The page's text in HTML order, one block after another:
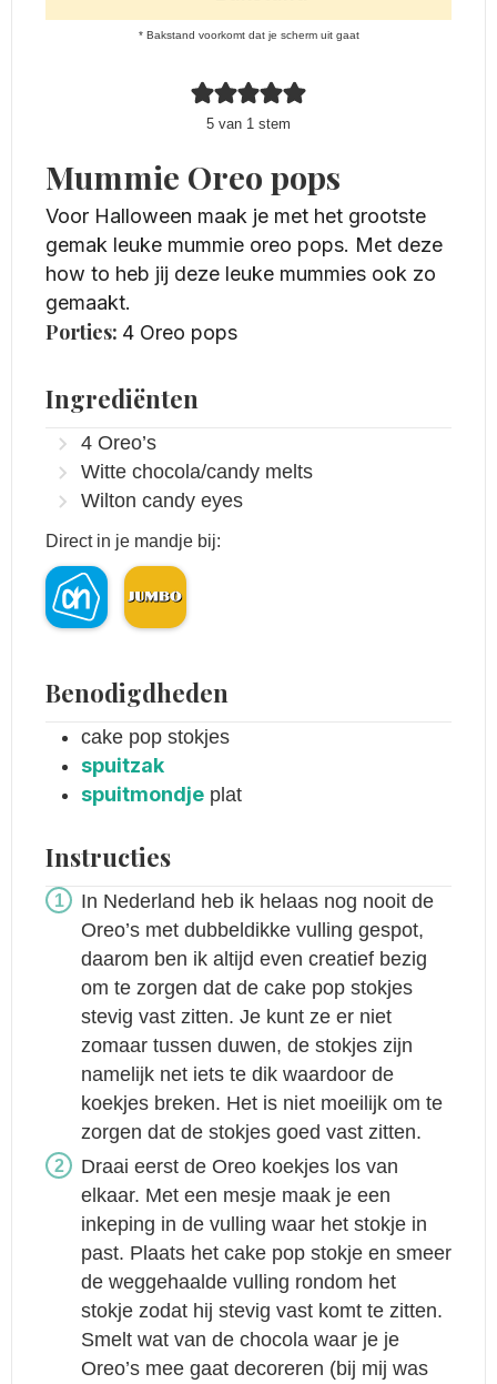
5 van 1 stem
* Bakstand voorkomt dat je scherm uit gaat
Mummie Oreo pops
Voor Halloween maak je met het grootste
gemak leuke mummie oreo pops. Met deze
how to heb jij deze leuke mummies ook zo
gemaakt.
Porties: 4 Oreo pops
Ingrediënten
4 Oreo’s
Witte chocola/candy melts
Wilton candy eyes
Direct in je mandje bij:
Benodigdheden
cake pop stokjes
spuitzak
spuitmondje plat
Instructies
In Nederland heb ik helaas nog nooit de
Oreo’s met dubbeldikke vulling gespot,
daarom ben ik altijd even creatief bezig
om te zorgen dat de cake pop stokjes
stevig vast zitten. Je kunt ze er niet
zomaar tussen duwen, de stokjes zijn
namelijk net iets te dik waardoor de
koekjes breken. Het is niet moeilijk om te
zorgen dat de stokjes goed vast zitten.
Draai eerst de Oreo koekjes los van
elkaar. Met een mesje maak je een
inkeping in de vulling waar het stokje in
past. Plaats het cake pop stokje en smeer
de weggehaalde vulling rondom het
stokje zodat hij stevig vast komt te zitten.
Smelt wat van de chocola waar je je
Oreo’s mee gaat decoreren (bij mij was